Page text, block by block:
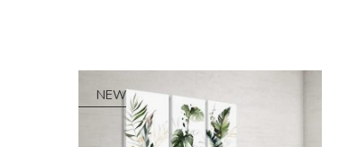
NEW